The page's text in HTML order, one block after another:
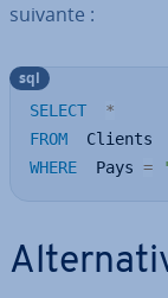
suivante :
SELECT
*
FROM
WHERE
  Pays
=
sql